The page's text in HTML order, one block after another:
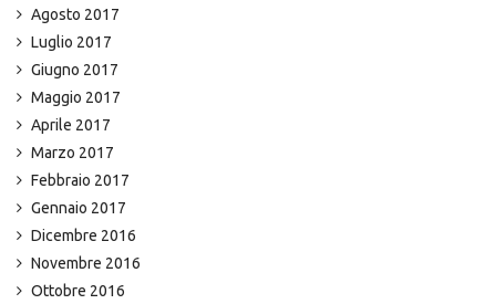
Agosto 2017
Luglio 2017
Giugno 2017
Maggio 2017
Aprile 2017
Marzo 2017
Febbraio 2017
Gennaio 2017
Dicembre 2016
Novembre 2016
Ottobre 2016